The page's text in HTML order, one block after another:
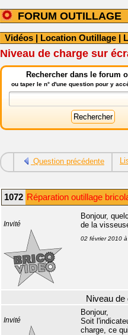
FORUM OUTILLAGE
Vidéos | Location Outillage |
Niveau de charge sur
Rechercher dans le forum
ou taper le n° d'une question pour y
Question précédente
1072 Réparation outillage
Invité
Bonjour,
de la
02 février 2010
Niveau
Invité
Bonjour,
Soit
charge, ce